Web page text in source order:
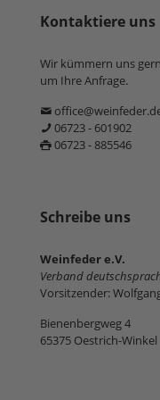
Kontaktiere uns
Wir kümmern uns
um Ihre Anfrage.
06723 - 601902
06723 - 885546
Schreibe uns
Weinfeder e.V.
Verband
Vorsitzender:
Bienenbergweg 4
65375 Oestrich-Winkel